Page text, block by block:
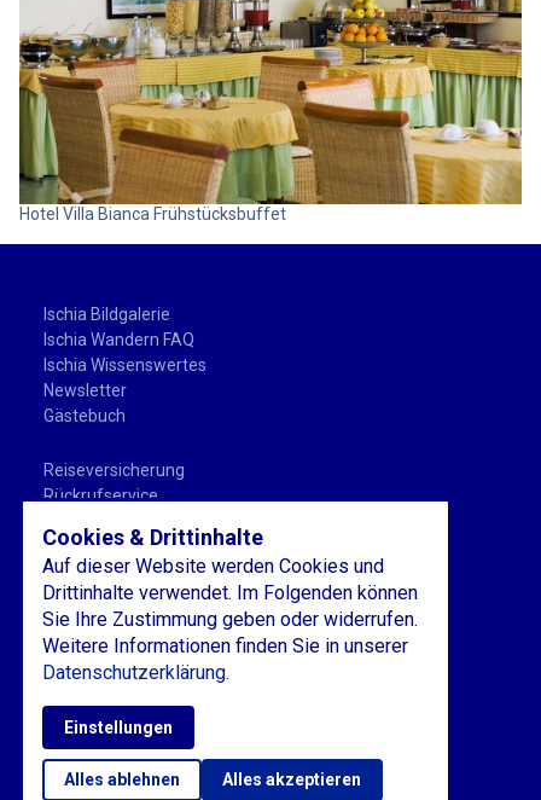
Hotel Villa Bianca Frühstücksbuffet
Ischia Bildgalerie
Ischia Wandern FAQ
Ischia Wissenswertes
Newsletter
Gästebuch
Reiseversicherung
Rückrufservice
Ischia Wandern Beratung
Ischia Wandern Vereine
Über uns
Kontakt
AGB
Impressum
Datenschutz
Blog
Cookies & Drittinhalte
Auf dieser Website werden Cookies und
Drittinhalte verwendet. Im Folgenden können
Sie Ihre Zustimmung geben oder widerrufen.
Weitere Informationen finden Sie in unserer
Datenschutzerklärung.
Einstellungen
Alles ablehnen Alles akzeptieren